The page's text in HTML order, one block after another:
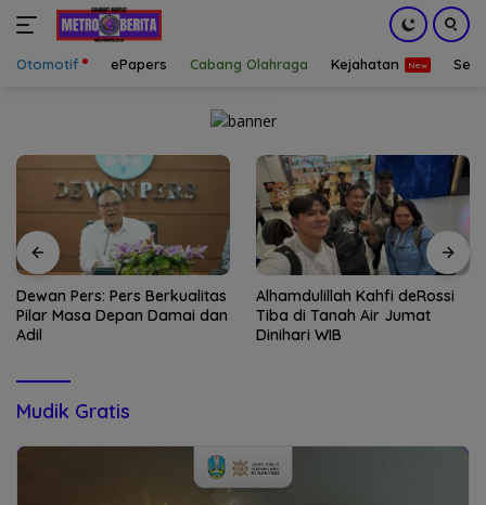
Otomotif ePapers Cabang Olahraga Kejahatan
Dewan Pers: Pers Berkualitas
Pilar Masa Depan Damai dan
Adil
Alhamdulillah Kahfi deRossi
Tiba di Tanah Air Jumat
Dinihari WIB
Mudik Gratis